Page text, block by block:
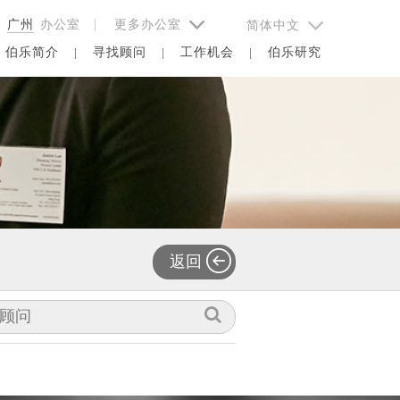
广州 办公室 | 更多办公室 简体中文
伯乐简介 寻找顾问 工作机会 伯乐研究
返回